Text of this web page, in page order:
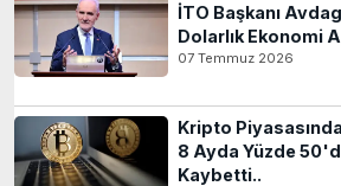
İTO Başkanı
Dolarlık Ekonomi
07 Temmuz 2026
Kripto
8 Ayda Yüzde
Kaybetti..